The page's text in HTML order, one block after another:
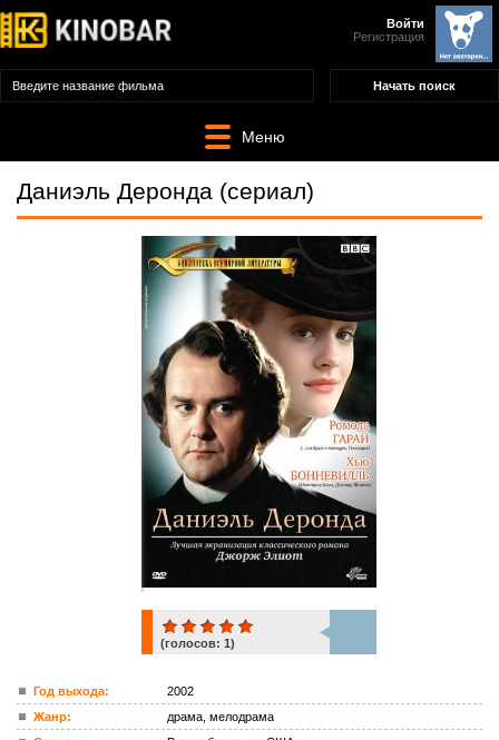
Войти
Регистрация
Меню
Даниэль Деронда (сериал)
ком.
(голосов: 1)
Год выхода:
2002
Жанр:
драма, мелодрама